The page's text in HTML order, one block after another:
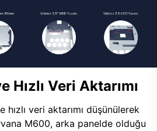
Hızlı Veri Aktarımı
hızlı veri aktarımı düşünülerek
M600, arka panelde olduğu